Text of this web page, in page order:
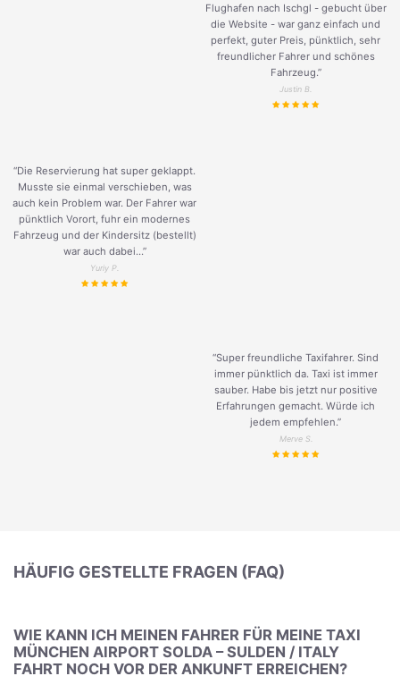
Flughafen nach Ischgl - gebucht über
die Website - war ganz einfach und
perfekt, guter Preis, pünktlich, sehr
freundlicher Fahrer und schönes
Fahrzeug.”
Justin B.
“Die Reservierung hat super geklappt.
Musste sie einmal verschieben, was
auch kein Problem war. Der Fahrer war
pünktlich Vorort, fuhr ein modernes
Fahrzeug und der Kindersitz (bestellt)
war auch dabei...”
Yuriy P.
“Super freundliche Taxifahrer. Sind
immer pünktlich da. Taxi ist immer
sauber. Habe bis jetzt nur positive
Erfahrungen gemacht. Würde ich
jedem empfehlen.”
Merve S.
HÄUFIG GESTELLTE FRAGEN (FAQ)
WIE KANN ICH MEINEN FAHRER FÜR MEINE TAXI
MÜNCHEN AIRPORT SOLDA – SULDEN / ITALY
FAHRT NOCH VOR DER ANKUNFT ERREICHEN?